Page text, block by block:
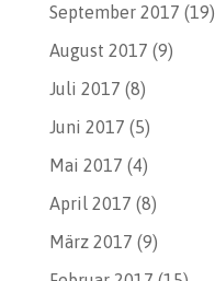
September 2017 (19)
August 2017 (9)
Juli 2017 (8)
Juni 2017 (5)
Mai 2017 (4)
April 2017 (8)
März 2017 (9)